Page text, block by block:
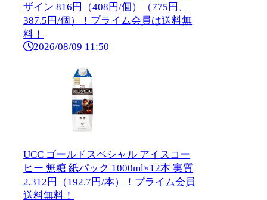
ザイン 816円（408円/個）（775円、
387.5円/個）！プライム会員は送料無
料！
2026/08/09 11:50
UCC ゴールドスペシャル アイスコー
ヒー 無糖 紙パック 1000ml×12本 実質
2,312円（192.7円/本）！プライム会員
送料無料！